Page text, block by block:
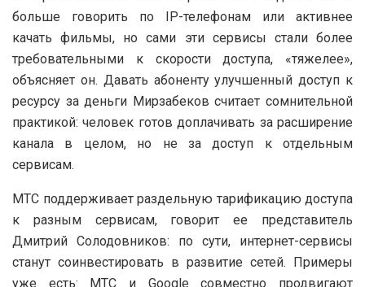
больше говорить по IP-телефонам или активнее
качать фильмы, но сами эти сервисы стали более
требовательными к скорости доступа, «тяжелее»,
объясняет он. Давать абоненту улучшенный доступ к
ресурсу за деньги Мирзабеков считает сомнительной
практикой: человек готов доплачивать за расширение
канала в целом, но не за доступ к отдельным
сервисам.
МТС поддерживает раздельную тарификацию доступа
к разным сервисам, говорит ее представитель
Дмитрий Солодовников: по сути, интернет-сервисы
станут соинвестировать в развитие сетей. Примеры
уже есть: МТС и Google совместно продвигают